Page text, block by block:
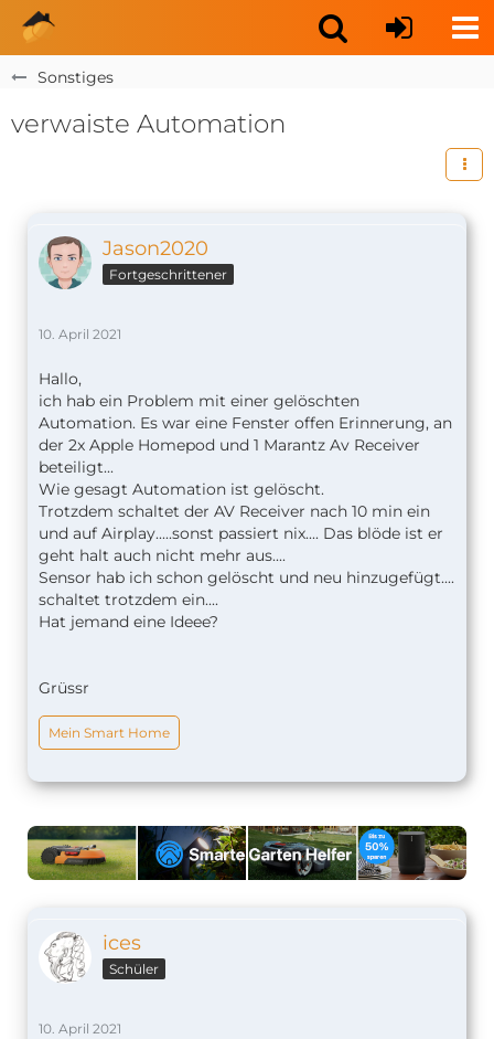
Sonstiges
verwaiste Automation
Jason2020
Fortgeschrittener
10. April 2021
Hallo,
ich hab ein Problem mit einer gelöschten
Automation. Es war eine Fenster offen Erinnerung, an
der 2x Apple Homepod und 1 Marantz Av Receiver
beteiligt...
Wie gesagt Automation ist gelöscht.
Trotzdem schaltet der AV Receiver nach 10 min ein
und auf Airplay.....sonst passiert nix.... Das blöde ist er
geht halt auch nicht mehr aus....
Sensor hab ich schon gelöscht und neu hinzugefügt....
schaltet trotzdem ein....
Hat jemand eine Ideee?
Grüssr
Mein Smart Home
ices
Schüler
10. April 2021